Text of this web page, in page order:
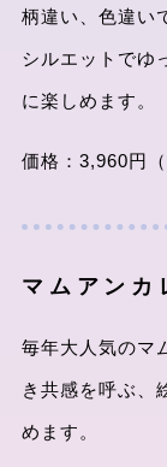
柄違い、色違い
シルエットでゆ
に楽しめます。
価格：3,960円（
マムアン
毎年大人気のマ
き共感を呼ぶ、
めます。